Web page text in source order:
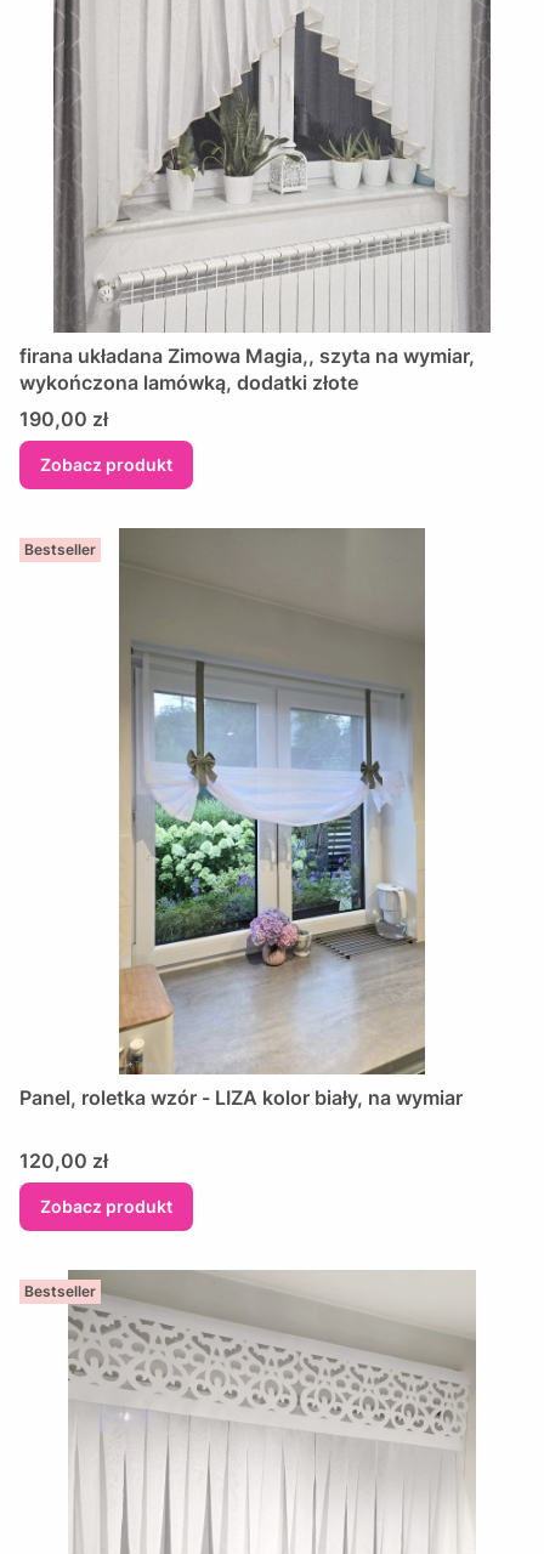
firana układana Zimowa Magia,, szyta na wymiar,
wykończona lamówką, dodatki złote
Cena
190,00 zł
Zobacz produkt
Bestseller
Panel, roletka wzór - LIZA kolor biały, na wymiar
Cena
120,00 zł
Zobacz produkt
Bestseller